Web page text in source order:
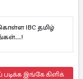
IBC தமிழ்
இங்கே கிளிக்